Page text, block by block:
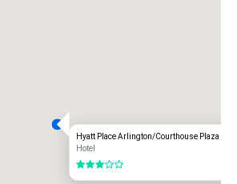
Hyatt Place Arlington/Courthouse Plaza
Hotel
3 de 5